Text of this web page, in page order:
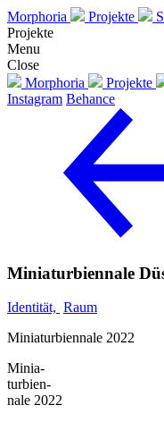
Morphoria Projekte
Projekte
Menu
Close
Morphoria
Projekte
Instagram Behance
Miniaturbiennale
Identität, Raum
Miniaturbiennale 2022
Minia-
turbien-
nale 2022